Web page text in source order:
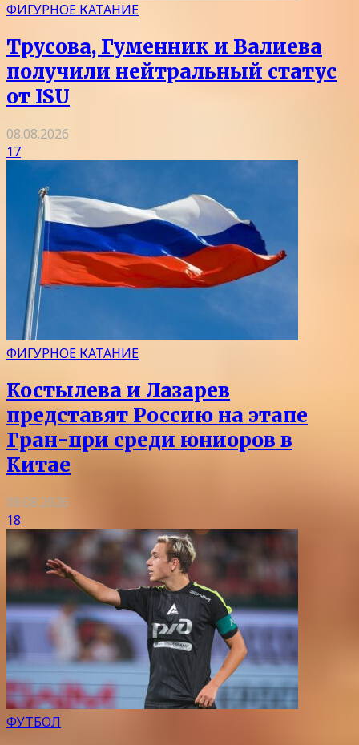
ФИГУРНОЕ КАТАНИЕ
Трусова, Гуменник и Валиева
получили нейтральный статус
от ISU
08.08.2026
17
ФИГУРНОЕ КАТАНИЕ
Костылева и Лазарев
представят Россию на этапе
Гран-при среди юниоров в
Китае
08.08.2026
18
ФУТБОЛ